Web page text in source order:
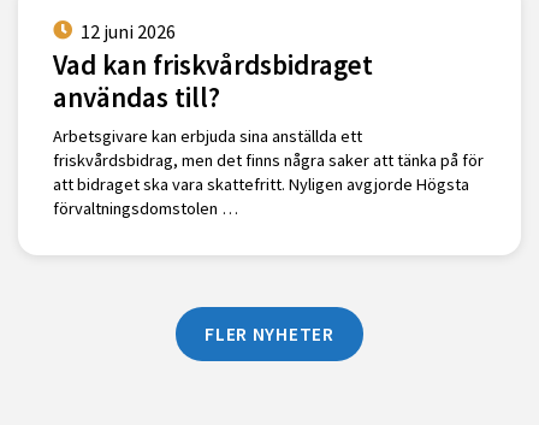
12 juni 2026
Vad kan friskvårdsbidraget
användas till?
Arbetsgivare kan erbjuda sina anställda ett
friskvårdsbidrag, men det finns några saker att tänka på för
att bidraget ska vara skattefritt. Nyligen avgjorde Högsta
förvaltningsdomstolen …
FLER NYHETER